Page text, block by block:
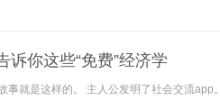
诉你这些“免费”经济学